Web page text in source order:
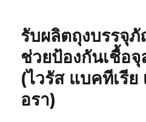
รับผลิตถุงบรรจุ
ช่วยป้องกันเชื้อ
(ไวรัส แบคทีเรีย
อรา)